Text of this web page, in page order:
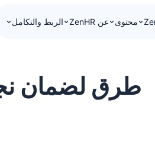
محتوى عن ZenHR الربط والتكامل
طرق لضمان